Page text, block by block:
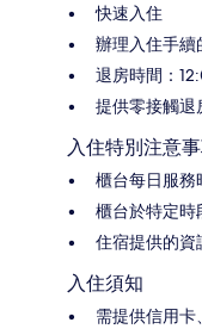
快速入住
辦理入住手續
退房時間：
提供零接觸退
入住特別注意
櫃台每日服
櫃台於特定時
住宿提供的資
入住須知
需提供信用